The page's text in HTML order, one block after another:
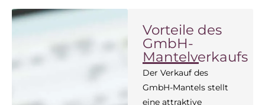
Vorteile des
GmbH-
Mantelverkaufs
Der Verkauf des
GmbH-Mantels stellt
eine attraktive